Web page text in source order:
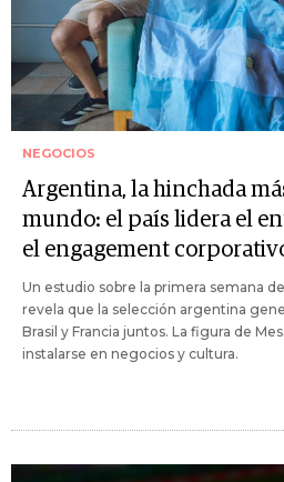
NEGOCIOS
Argentina, la hinchada
mundo: el país lidera el
el engagement
Un estudio sobre la primera semana
revela que la selección argentina
Brasil y Francia juntos. La figura de
instalarse en negocios y cultura.